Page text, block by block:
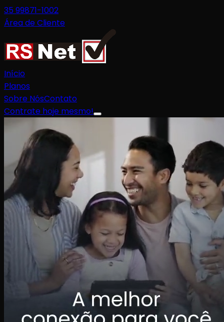
35 99871-1002
Área de Cliente
Início
Planos
Sobre NósContato
Contrate hoje mesmo!